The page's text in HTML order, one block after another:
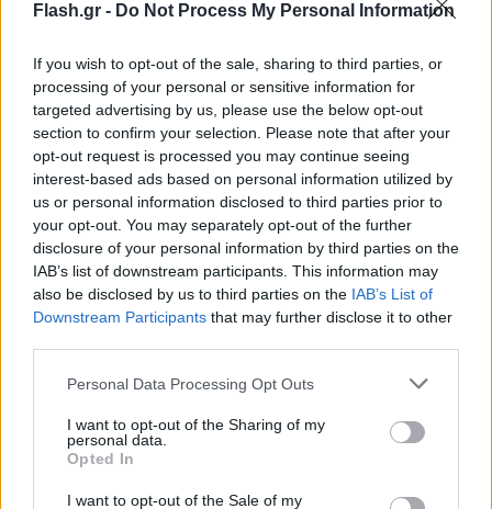
Flash.gr - Do Not Process My Personal Information
If you wish to opt-out of the sale, sharing to third parties, or
processing of your personal or sensitive information for
targeted advertising by us, please use the below opt-out
section to confirm your selection. Please note that after your
opt-out request is processed you may continue seeing
interest-based ads based on personal information utilized by
us or personal information disclosed to third parties prior to
your opt-out. You may separately opt-out of the further
disclosure of your personal information by third parties on the
IAB’s list of downstream participants. This information may
also be disclosed by us to third parties on the IAB’s List of
Downstream Participants that may further disclose it to other
Please note that this website/app uses one or more Google
not limited to your visit or usage behaviour. You may click to
grant or deny consent to Google and its third-party tags to
use your data for below specified purposes in below Google
consent section.
Personal Data Processing Opt Outs
I want to opt-out of the Sharing of my
personal data.
Opted In
I want to opt-out of the Sale of my
Μυστράς: 11 μήνες με αναστολή στον 55χρονο που
είχε κρύψει τον πατέρα του στον καταψύκτη
07.08.2026 ΕΛΈΝΗ ΚΑΡΑΘΆΝΟΥ